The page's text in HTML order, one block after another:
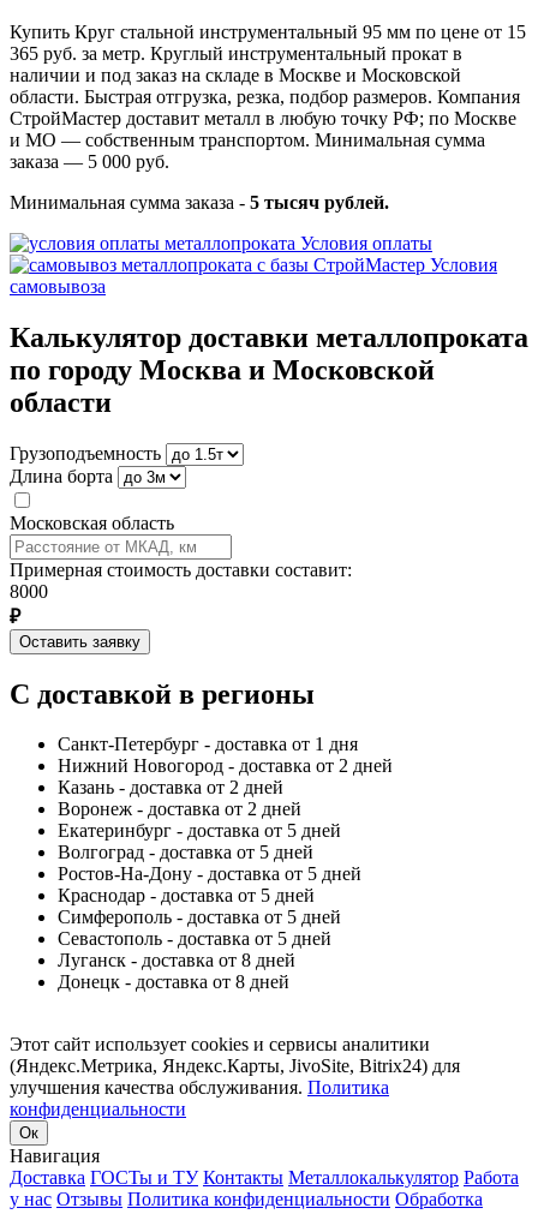
Купить Круг стальной инструментальный 95 мм по цене от 15
365 руб. за метр. Круглый инструментальный прокат в
наличии и под заказ на складе в Москве и Московской
области. Быстрая отгрузка, резка, подбор размеров. Компания
СтройМастер доставит металл в любую точку РФ; по Москве
и МО — собственным транспортом. Минимальная сумма
заказа — 5 000 руб.
Минимальная сумма заказа - 5 тысяч рублей.
Условия оплаты
Условия
самовывоза
Калькулятор доставки металлопроката
по городу Москва и Московской
области
Грузоподъемность
Длина борта
Московская область
Примерная стоимость доставки составит:
8000
₽
Оставить заявку
С доставкой в регионы
Санкт-Петербург - доставка от 1 дня
Нижний Новогород - доставка от 2 дней
Казань - доставка от 2 дней
Воронеж - доставка от 2 дней
Екатеринбург - доставка от 5 дней
Волгоград - доставка от 5 дней
Ростов-На-Дону - доставка от 5 дней
Краснодар - доставка от 5 дней
Симферополь - доставка от 5 дней
Севастополь - доставка от 5 дней
Луганск - доставка от 8 дней
Донецк - доставка от 8 дней
Этот сайт использует cookies и сервисы аналитики
(Яндекс.Метрика, Яндекс.Карты, JivoSite, Bitrix24) для
улучшения качества обслуживания. Политика
конфиденциальности
Ок
Навигация
Доставка ГОСТы и ТУ Контакты Металлокалькулятор Работа
у нас Отзывы Политика конфиденциальности Обработка